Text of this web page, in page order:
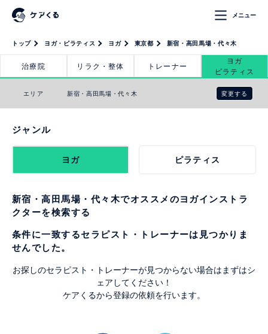
メニュー
トップ ヨガ・ピラティス ヨガ 東京都 新宿・高田馬場・代々木
治療院 リラク・整体 トレーナー
ヨガ
ピラティス
エリア 新宿・高田馬場・代々木 変更する
ジャンル
ヨガ ピラティス
新宿・高田馬場・代々木でオススメのヨガインストラ
クターを検索する
条件に一致するセラピスト・トレーナーは見つかりま
せんでした。
お探しのセラピスト・トレーナーが見つからない場合はまずはシ
ェアしてください！
ケアくるから登録の依頼を行います。